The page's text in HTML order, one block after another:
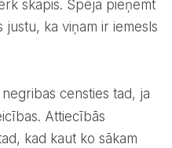
skapis. Spēja pieņemt
ka viņam ir iemesls
censties tad, ja
Attiecībās
kad kaut ko sākam